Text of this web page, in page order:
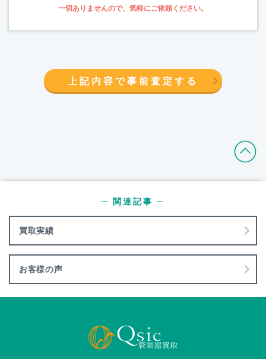
一切ありませんので、気軽にご依頼ください。
上記内容で事前査定する
買取実績
─ 関連記事 ─
お客様の声